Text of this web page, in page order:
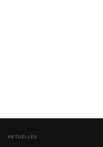
AKTUELLES